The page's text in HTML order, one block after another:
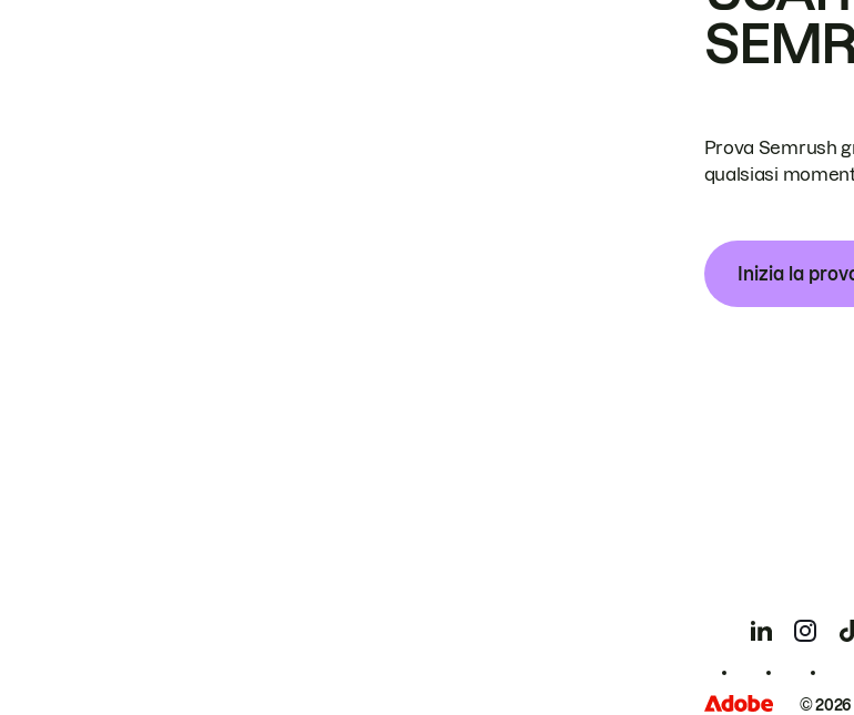
Prova Semrush
qualsiasi
Inizia la
©